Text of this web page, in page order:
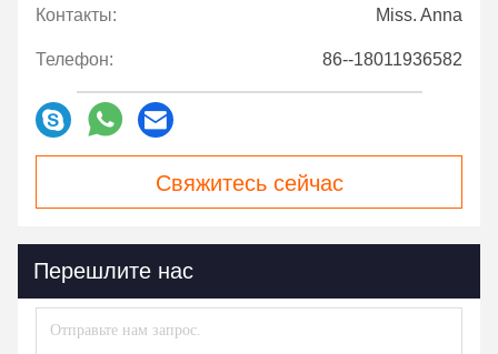
Контакты: Miss. Anna
Телефон: 86--18011936582
Свяжитесь сейчас
Перешлите нас